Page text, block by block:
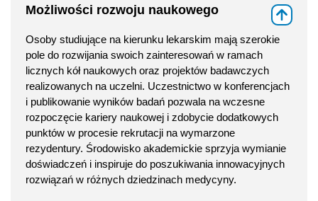
Możliwości rozwoju naukowego
Osoby studiujące na kierunku lekarskim mają szerokie
pole do rozwijania swoich zainteresowań w ramach
licznych kół naukowych oraz projektów badawczych
realizowanych na uczelni. Uczestnictwo w konferencjach
i publikowanie wyników badań pozwala na wczesne
rozpoczęcie kariery naukowej i zdobycie dodatkowych
punktów w procesie rekrutacji na wymarzone
rezydentury. Środowisko akademickie sprzyja wymianie
doświadczeń i inspiruje do poszukiwania innowacyjnych
rozwiązań w różnych dziedzinach medycyny.